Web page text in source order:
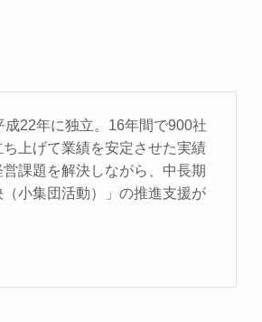
22年に独立。16年間で900社
上げて業績を安定させた実績
課題を解決しながら、中長期
小集団活動）」の推進支援が